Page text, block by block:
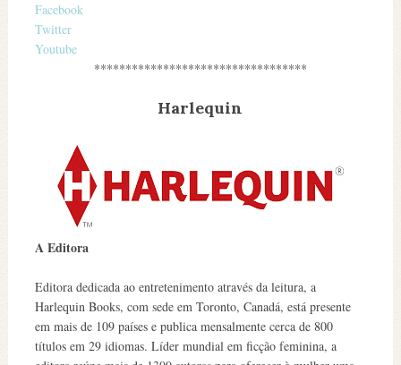
Facebook
Twitter
Youtube
**********************************
Harlequin
A Editora
Editora dedicada ao entretenimento através da leitura, a
Harlequin Books, com sede em Toronto, Canadá, está presente
em mais de 109 países e publica mensalmente cerca de 800
títulos em 29 idiomas. Líder mundial em ficção feminina, a